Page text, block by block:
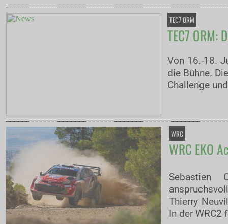
TEC7 ORM
TEC7
Von 16.-18.
die Bühne.
Challenge
WRC
WRC EKO
Sebastien
Thierry
In der